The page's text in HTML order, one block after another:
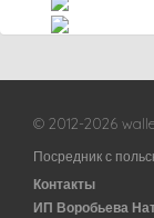
© 2012-2026
Посредник с
Контакты
ИП Воробьева